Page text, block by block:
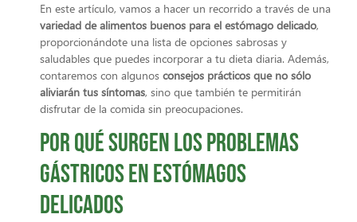
En este artículo, vamos a hacer un recorrido a través de una
variedad de alimentos buenos para el estómago delicado,
proporcionándote una lista de opciones sabrosas y
saludables que puedes incorporar a tu dieta diaria. Además,
contaremos con algunos consejos prácticos que no sólo
aliviarán tus síntomas, sino que también te permitirán
disfrutar de la comida sin preocupaciones.
Por qué surgen los problemas
gástricos en estómagos
delicados